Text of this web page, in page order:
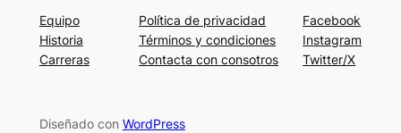
Equipo
Historia
Carreras
Política de privacidad
Términos y condiciones
Contacta con consotros
Facebook
Instagram
Twitter/X
Diseñado con WordPress